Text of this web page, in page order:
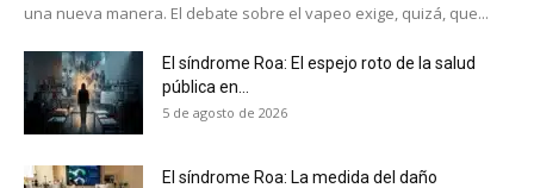
una nueva manera. El debate sobre el vapeo exige, quizá, que...
El síndrome Roa: El espejo roto de la salud
pública en...
5 de agosto de 2026
El síndrome Roa: La medida del daño